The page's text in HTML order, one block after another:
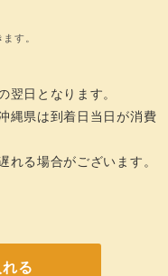
す。
日となります。
縄県は到着日当日が消費
る場合がございます。
る